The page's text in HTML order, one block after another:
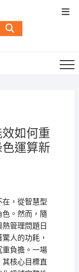
Search
如何重
運算新
，從智慧型
色。然而，隨
管理問題日
人的功耗，
重負擔。一場
核心目標直